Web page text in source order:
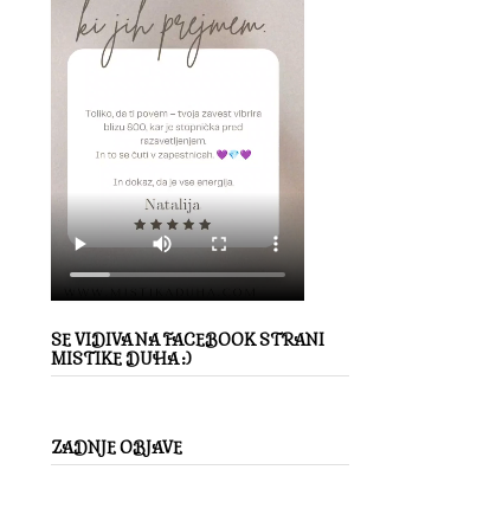
SE VIDIVA NA FACEBOOK STRANI
MISTIKE DUHA :)
ZADNJE OBJAVE